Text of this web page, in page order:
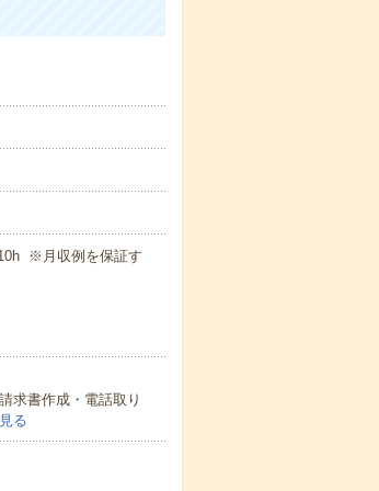
※月収例を保証す
求書作成・電話取り
る